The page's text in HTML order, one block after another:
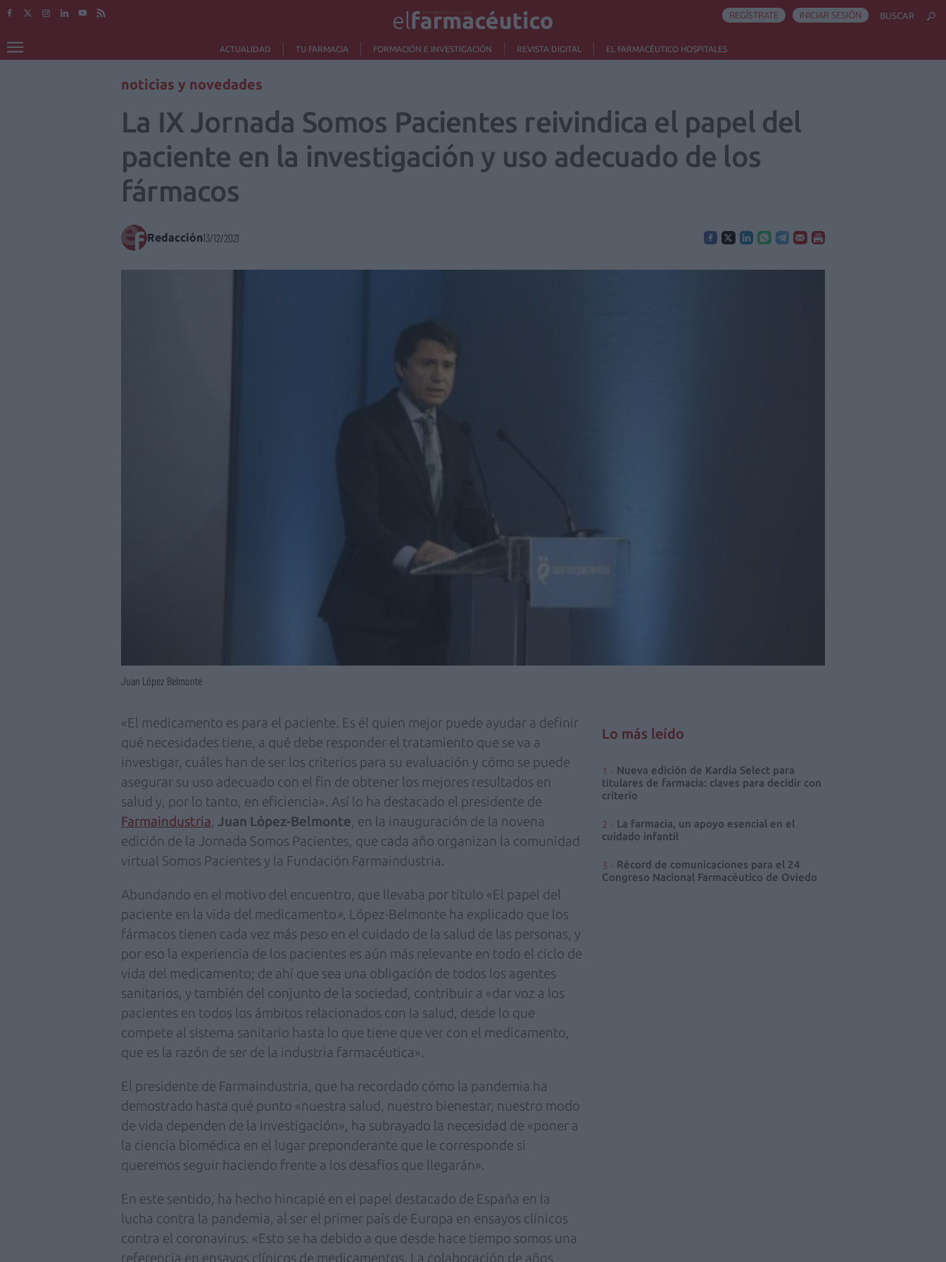
ACTUALIDAD TU FARMACIA FORMACIÓN E INVESTIGACIÓN REVISTA DIGITAL EL FARMACÉUTICO HOSPITALES
REGÍSTRATE INICIAR SESIÓN BUSCAR
noticias y novedades
La IX Jornada Somos Pacientes reivindica el papel del
paciente en la investigación y uso adecuado de los
fármacos
Redacción13/12/2021
Juan López Belmonte
«El medicamento es para el paciente. Es él quien mejor puede ayudar a definir
qué necesidades tiene, a qué debe responder el tratamiento que se va a
investigar, cuáles han de ser los criterios para su evaluación y cómo se puede
asegurar su uso adecuado con el fin de obtener los mejores resultados en
salud y, por lo tanto, en eficiencia». Así lo ha destacado el presidente de
Farmaindustria, Juan López-Belmonte, en la inauguración de la novena
edición de la Jornada Somos Pacientes, que cada año organizan la comunidad
virtual Somos Pacientes y la Fundación Farmaindustria.
Abundando en el motivo del encuentro, que llevaba por título «El papel del
paciente en la vida del medicamento», López-Belmonte ha explicado que los
fármacos tienen cada vez más peso en el cuidado de la salud de las personas, y
por eso la experiencia de los pacientes es aún más relevante en todo el ciclo de
vida del medicamento; de ahí que sea una obligación de todos los agentes
sanitarios, y también del conjunto de la sociedad, contribuir a «dar voz a los
pacientes en todos los ámbitos relacionados con la salud, desde lo que
compete al sistema sanitario hasta lo que tiene que ver con el medicamento,
que es la razón de ser de la industria farmacéutica».
El presidente de Farmaindustria, que ha recordado cómo la pandemia ha
demostrado hasta qué punto «nuestra salud, nuestro bienestar, nuestro modo
de vida dependen de la investigación», ha subrayado la necesidad de «poner a
la ciencia biomédica en el lugar preponderante que le corresponde si
queremos seguir haciendo frente a los desafíos que llegarán».
En este sentido, ha hecho hincapié en el papel destacado de España en la
lucha contra la pandemia, al ser el primer país de Europa en ensayos clínicos
contra el coronavirus. «Esto se ha debido a que desde hace tiempo somos una
referencia en ensayos clínicos de medicamentos. La colaboración de años
Lo más leído
Nueva edición de Kardia Select para
titulares de farmacia: claves para decidir con
criterio
La farmacia, un apoyo esencial en el
cuidado infantil
Récord de comunicaciones para el 24
Congreso Nacional Farmacéutico de Oviedo